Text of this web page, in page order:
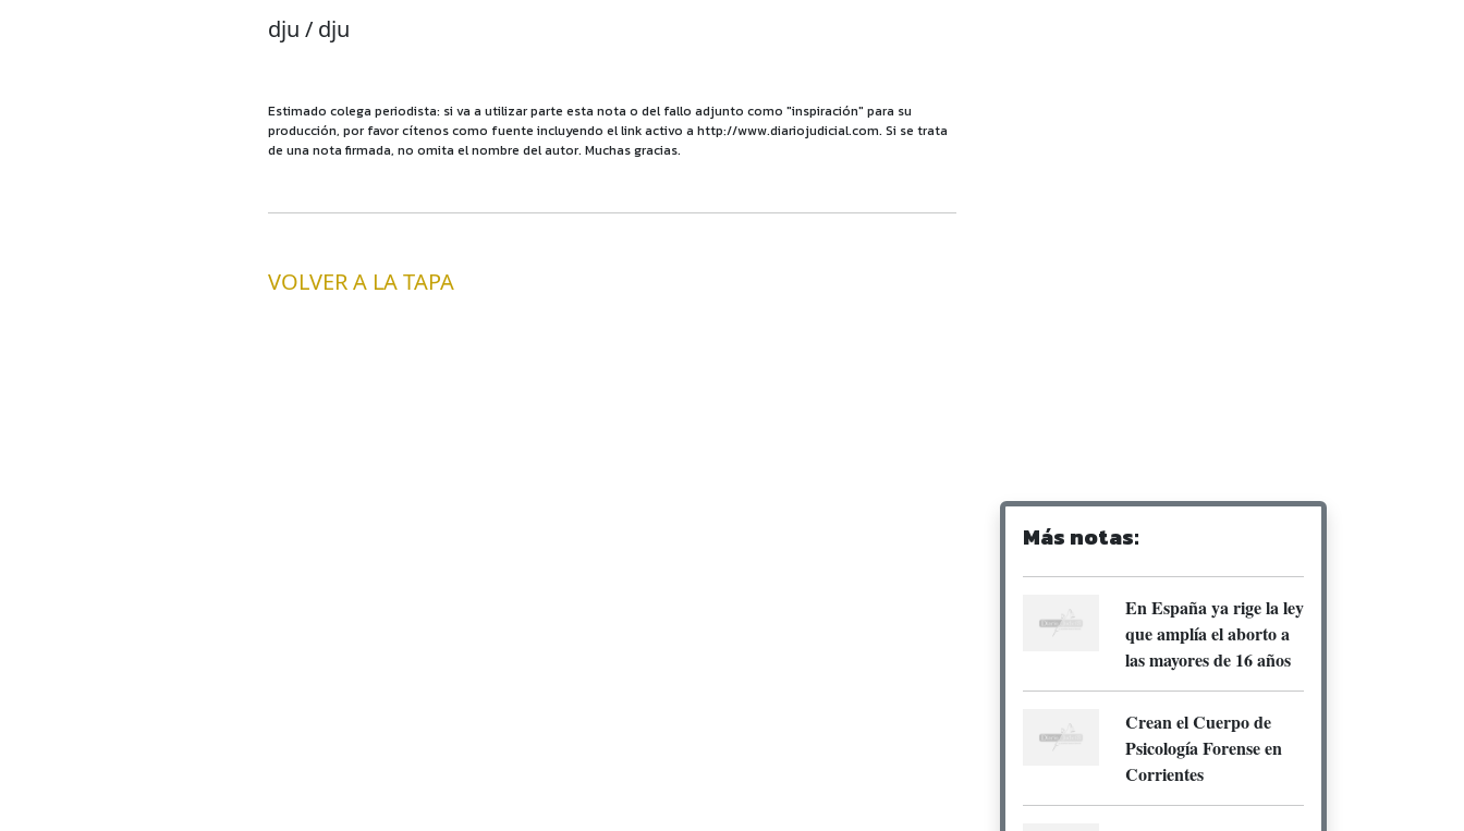
dju / dju
Estimado colega periodista: si va a utilizar parte esta nota o del fallo adjunto como "inspiración" para su
producción, por favor cítenos como fuente incluyendo el link activo a http://www.diariojudicial.com. Si se trata
de una nota firmada, no omita el nombre del autor. Muchas gracias.
VOLVER A LA TAPA
Más notas:
En España ya rige la ley
que amplía el aborto a
las mayores de 16 años
Crean el Cuerpo de
Psicología Forense en
Corrientes